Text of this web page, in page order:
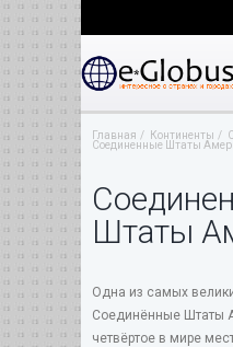
Главная Континенты
Соединенные Штаты
Штаты
Одна из самых
Соединённые Штаты
четвёртое в мире